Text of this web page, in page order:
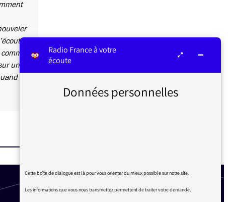
un
Radio France à votre
écoute
Données personnelles
Cette boîte de dialogue est là pour vous orienter du mieux possible sur notre site.
Les informations que vous nous transmettez permettent de traiter votre demande.